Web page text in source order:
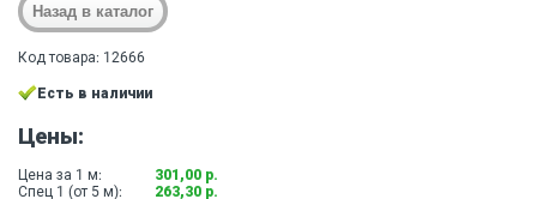
Код товара: 12666
Есть в наличии
Цены:
Цена за 1 м:
301,00 р.
Спец 1 (от 5 м):
263,30 р.